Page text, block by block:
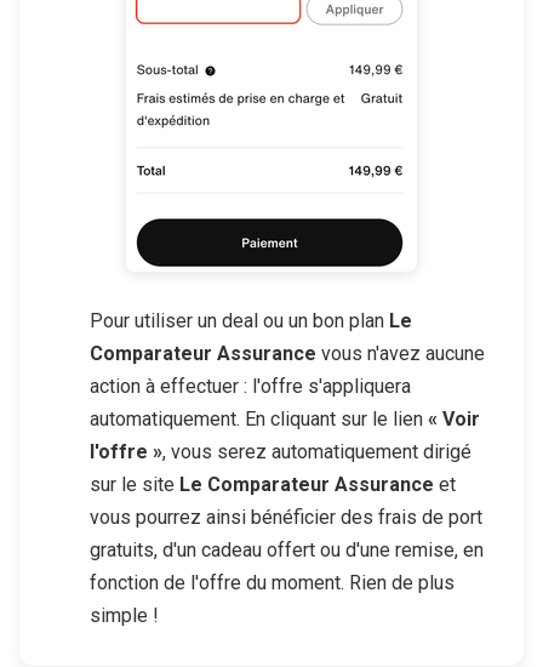
Pour utiliser un deal ou un bon plan Le
Comparateur Assurance vous n'avez aucune
action à effectuer : l'offre s'appliquera
automatiquement. En cliquant sur le lien « Voir
l'offre », vous serez automatiquement dirigé
sur le site Le Comparateur Assurance et
vous pourrez ainsi bénéficier des frais de port
gratuits, d'un cadeau offert ou d'une remise, en
fonction de l'offre du moment. Rien de plus
simple !